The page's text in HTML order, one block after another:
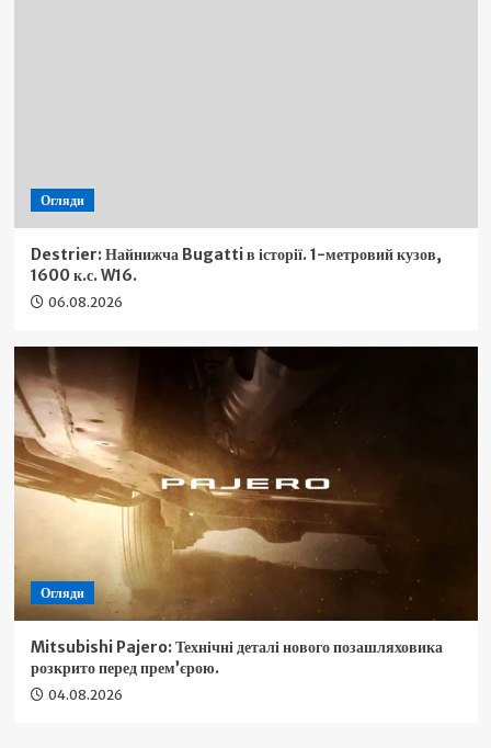
Огляди
Destrier: Найнижча Bugatti в історії. 1-метровий кузов,
1600 к.с. W16.
06.08.2026
Огляди
Mitsubishi Pajero: Технічні деталі нового позашляховика
розкрито перед прем’єрою.
04.08.2026